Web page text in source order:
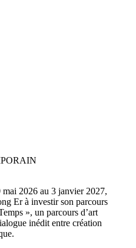
2026 au 3 janvier 2027,
Er à investir son parcours
», un parcours d’art
inédit entre création